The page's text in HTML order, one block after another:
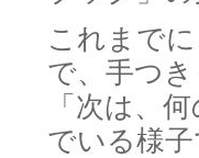
これまで
で、手つ
「次は、
でいる様